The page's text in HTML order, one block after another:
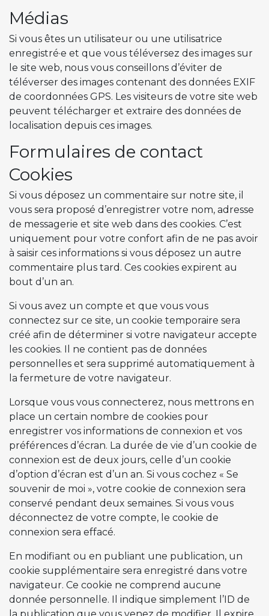
Médias
Si vous êtes un utilisateur ou une utilisatrice
enregistré·e et que vous téléversez des images sur
le site web, nous vous conseillons d’éviter de
téléverser des images contenant des données EXIF
de coordonnées GPS. Les visiteurs de votre site web
peuvent télécharger et extraire des données de
localisation depuis ces images.
Formulaires de contact
Cookies
Si vous déposez un commentaire sur notre site, il
vous sera proposé d’enregistrer votre nom, adresse
de messagerie et site web dans des cookies. C’est
uniquement pour votre confort afin de ne pas avoir
à saisir ces informations si vous déposez un autre
commentaire plus tard. Ces cookies expirent au
bout d’un an.
Si vous avez un compte et que vous vous
connectez sur ce site, un cookie temporaire sera
créé afin de déterminer si votre navigateur accepte
les cookies. Il ne contient pas de données
personnelles et sera supprimé automatiquement à
la fermeture de votre navigateur.
Lorsque vous vous connecterez, nous mettrons en
place un certain nombre de cookies pour
enregistrer vos informations de connexion et vos
préférences d’écran. La durée de vie d’un cookie de
connexion est de deux jours, celle d’un cookie
d’option d’écran est d’un an. Si vous cochez « Se
souvenir de moi », votre cookie de connexion sera
conservé pendant deux semaines. Si vous vous
déconnectez de votre compte, le cookie de
connexion sera effacé.
En modifiant ou en publiant une publication, un
cookie supplémentaire sera enregistré dans votre
navigateur. Ce cookie ne comprend aucune
donnée personnelle. Il indique simplement l’ID de